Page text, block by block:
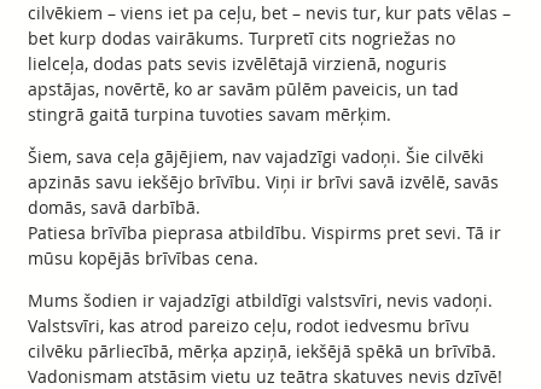
cilvēkiem – viens iet pa ceļu, bet – nevis tur, kur pats vēlas –
bet kurp dodas vairākums. Turpretī cits nogriežas no
lielceļa, dodas pats sevis izvēlētajā virzienā, noguris
apstājas, novērtē, ko ar savām pūlēm paveicis, un tad
stingrā gaitā turpina tuvoties savam mērķim.
Šiem, sava ceļa gājējiem, nav vajadzīgi vadoņi. Šie cilvēki
apzinās savu iekšējo brīvību. Viņi ir brīvi savā izvēlē, savās
domās, savā darbībā.
Patiesa brīvība pieprasa atbildību. Vispirms pret sevi. Tā ir
mūsu kopējās brīvības cena.
Mums šodien ir vajadzīgi atbildīgi valstsvīri, nevis vadoņi.
Valstsvīri, kas atrod pareizo ceļu, rodot iedvesmu brīvu
cilvēku pārliecībā, mērķa apziņā, iekšējā spēkā un brīvībā.
Vadonismam atstāsim vietu uz teātra skatuves nevis dzīvē!